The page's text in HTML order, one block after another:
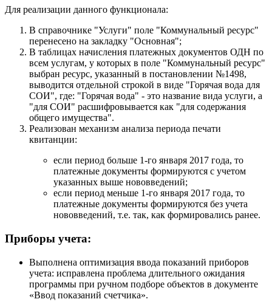
Для реализации данного функционала:
В справочнике "Услуги" поле "Коммунальный ресурс"
перенесено на закладку "Основная";
В таблицах начисления платежных документов ОДН по
всем услугам, у которых в поле "Коммунальный ресурс"
выбран ресурс, указанный в постановлении №1498,
выводится отдельной строкой в виде "Горячая вода для
СОИ", где: "Горячая вода" - это название вида услуги, а
"для СОИ" расшифровывается как "для содержания
общего имущества".
Реализован механизм анализа периода печати
квитанции:
если период больше 1-го января 2017 года, то
платежные документы формируются с учетом
указанных выше нововведений;
если период меньше 1-го января 2017 года, то
платежные документы формируются без учета
нововведений, т.е. так, как формировались ранее.
Приборы учета:
Выполнена оптимизация ввода показаний приборов
учета: исправлена проблема длительного ожидания
программы при ручном подборе объектов в документе
«Ввод показаний счетчика».